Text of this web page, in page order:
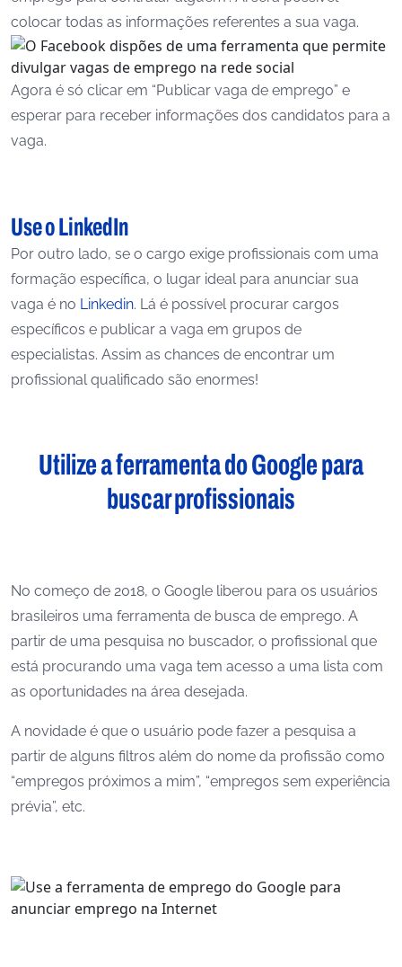
colocar todas as informações referentes a sua vaga.
Agora é só clicar em “Publicar vaga de emprego” e
esperar para receber informações dos candidatos para a
vaga.
Use o LinkedIn
Por outro lado, se o cargo exige profissionais com uma
formação específica, o lugar ideal para anunciar sua
vaga é no Linkedin. Lá é possível procurar cargos
específicos e publicar a vaga em grupos de
especialistas. Assim as chances de encontrar um
profissional qualificado são enormes!
Utilize a ferramenta do Google para
buscar profissionais
No começo de 2018, o Google liberou para os usuários
brasileiros uma ferramenta de busca de emprego. A
partir de uma pesquisa no buscador, o profissional que
está procurando uma vaga tem acesso a uma lista com
as oportunidades na área desejada.
A novidade é que o usuário pode fazer a pesquisa a
partir de alguns filtros além do nome da profissão como
“empregos próximos a mim”, “empregos sem experiência
prévia”, etc.